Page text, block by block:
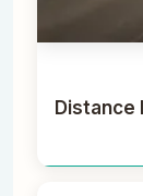
Distance